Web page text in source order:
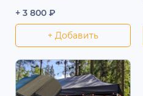
+ 3 800 ₽
+ Добавить